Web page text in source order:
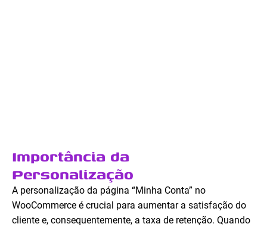
Importância da
Personalização
A personalização da página “Minha Conta” no
WooCommerce é crucial para aumentar a satisfação do
cliente e, consequentemente, a taxa de retenção. Quando